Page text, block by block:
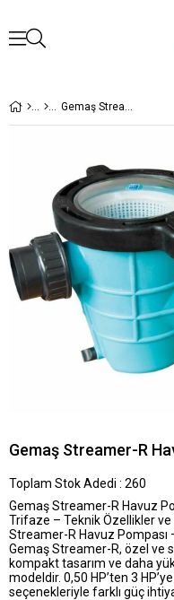
Gemaş Streamer-R Havuz Pompası
Gemaş Streamer-R
Toplam Stok Adedi : 260
Gemaş Streamer-R Havuz
Trifaze – Teknik Özellikler
Streamer-R Havuz Pompası
Gemaş Streamer-R, özel ve
kompakt tasarım ve daha
modeldir. 0,50 HP’ten 3
seçenekleriyle farklı güç